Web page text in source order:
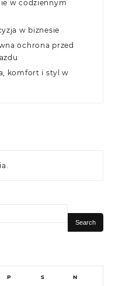
w codziennym
w biznesie
ochrona przed
komfort i styl w
Search
P S N